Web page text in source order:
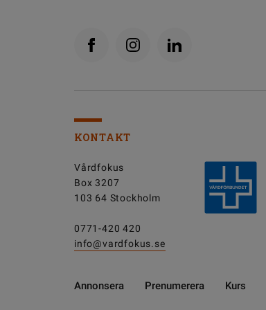
KONTAKT
Vårdfokus
Box 3207
103 64 Stockholm
0771-420 420
info@vardfokus.se
Annonsera Prenumerera Kurs